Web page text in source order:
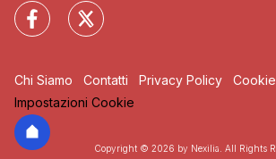
Chi Siamo Contatti Privacy Policy
Impostazioni Cookie
Copyright © 2026 by Nexilia. All Rights